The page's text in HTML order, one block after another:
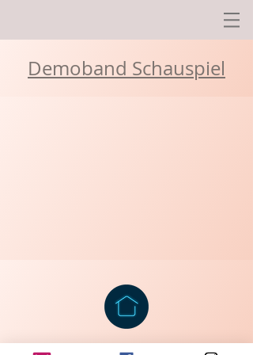
Demoband Schauspiel